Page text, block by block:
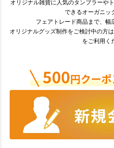
オリジナル雑貨に人気のタンブラーや
できるオーガニッ
フェアトレード商品まで、幅
オリジナルグッズ制作をご検討中の方
をご利用く